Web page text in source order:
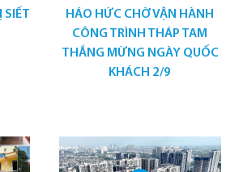
SIẾT
HÁO HỨC CHỜ VẬN HÀNH
CÔNG TRÌNH THÁP TAM
THẮNG MỪNG NGÀY QUỐC
KHÁCH 2/9